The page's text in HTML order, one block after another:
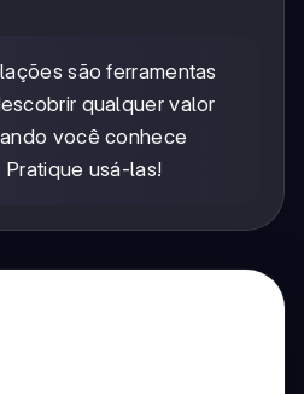
são ferramentas
qualquer valor
você conhece
usá-las!